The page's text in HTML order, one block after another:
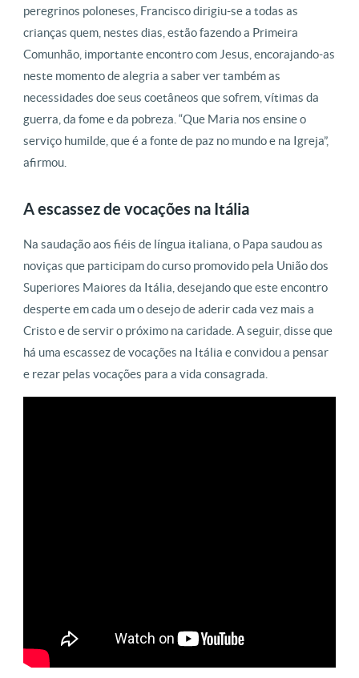
peregrinos poloneses, Francisco dirigiu-se a todas as
crianças quem, nestes dias, estão fazendo a Primeira
Comunhão, importante encontro com Jesus, encorajando-as
neste momento de alegria a saber ver também as
necessidades doe seus coetâneos que sofrem, vítimas da
guerra, da fome e da pobreza. “Que Maria nos ensine o
serviço humilde, que é a fonte de paz no mundo e na Igreja”,
afirmou.
A escassez de vocações na Itália
Na saudação aos fiéis de língua italiana, o Papa saudou as
noviças que participam do curso promovido pela União dos
Superiores Maiores da Itália, desejando que este encontro
desperte em cada um o desejo de aderir cada vez mais a
Cristo e de servir o próximo na caridade. A seguir, disse que
há uma escassez de vocações na Itália e convidou a pensar
e rezar pelas vocações para a vida consagrada.